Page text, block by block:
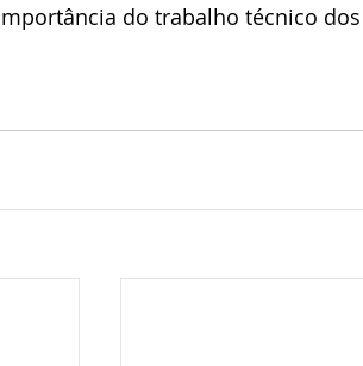
do trabalho técnico